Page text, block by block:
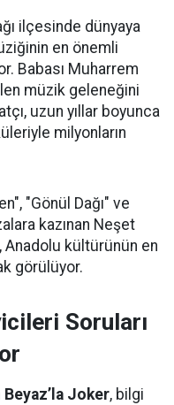
ilçesinde dünyaya
en önemli
Babası Muharrem
müzik geleneğini
uzun yıllar boyunca
milyonların
"Gönül Dağı" ve
kazınan Neşet
Anadolu kültürünün en
görülüyor.
Soruları
Beyaz’la Joker, bilgi